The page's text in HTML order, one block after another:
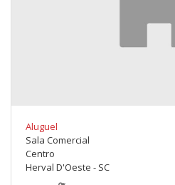
Aluguel
Sala Comercial
Centro
Herval D'Oeste - SC